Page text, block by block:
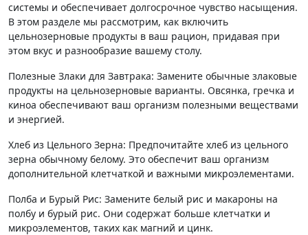
системы и обеспечивает долгосрочное чувство насыщения.
В этом разделе мы рассмотрим, как включить
цельнозерновые продукты в ваш рацион, придавая при
этом вкус и разнообразие вашему столу.
Полезные Злаки для Завтрака: Замените обычные злаковые
продукты на цельнозерновые варианты. Овсянка, гречка и
киноа обеспечивают ваш организм полезными веществами
и энергией.
Хлеб из Цельного Зерна: Предпочитайте хлеб из цельного
зерна обычному белому. Это обеспечит ваш организм
дополнительной клетчаткой и важными микроэлементами.
Полба и Бурый Рис: Замените белый рис и макароны на
полбу и бурый рис. Они содержат больше клетчатки и
микроэлементов, таких как магний и цинк.